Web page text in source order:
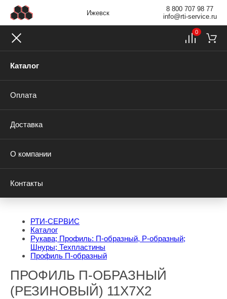
Ижевск
8 800 707 98 77
info@rti-service.ru
Каталог
Оплата
Доставка
О компании
Контакты
0
РТИ-СЕРВИС
Каталог
Рукава; Профиль: П-образный, Р-образный;
Шнуры; Техпластины
Профиль П-образный
ПРОФИЛЬ П-ОБРАЗНЫЙ
(РЕЗИНОВЫЙ) 11Х7Х2